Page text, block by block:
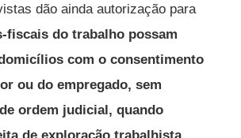
dão ainda autorização para
fiscais do trabalho possam
com o consentimento
ou do empregado, sem
ordem judicial, quando